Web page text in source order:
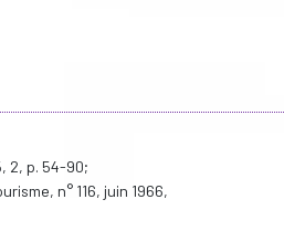
2, p. 54-90;
n° 116, juin 1966,